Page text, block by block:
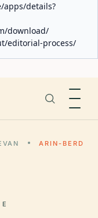
apps/details?
download/
editorial-process/
ARIN-BERD